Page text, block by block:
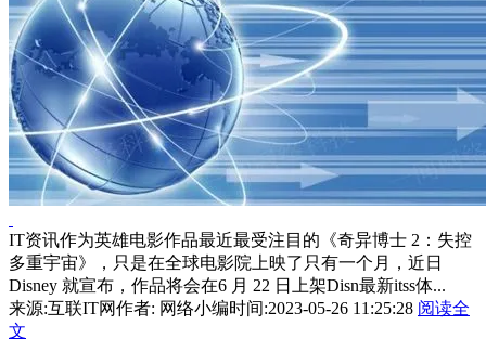
IT资讯作为英雄电影作品最近最受注目的《奇异博士 2：失控
多重宇宙》，只是在全球电影院上映了只有一个月，近日
Disney 就宣布，作品将会在6 月 22 日上架Disn最新itss体...
来源:互联IT网作者: 网络小编时间:2023-05-26 11:25:28 阅读全
文